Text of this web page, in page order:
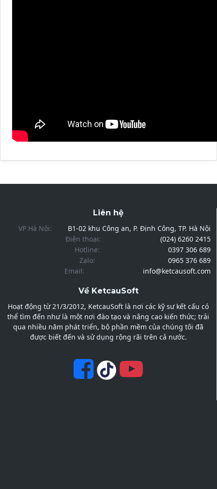
Liên hệ
VP Hà Nội:
B1-02 khu Công an, P. Định Công, TP. Hà Nội
Điện thoại:
(024) 6260 2415
Hotline:
0397 306 689
Zalo:
0965 376 689
Email:
info@ketcausoft.com
Về KetcauSoft
Hoạt động từ 21/3/2012, KetcauSoft là nơi các kỹ sư kết cấu có
thể tìm đến như là một nơi đào tạo và nâng cao kiến thức; trải
qua nhiều năm phát triển, bộ phần mềm của chúng tôi đã
được biết đến và sử dụng rộng rãi trên cả nước.